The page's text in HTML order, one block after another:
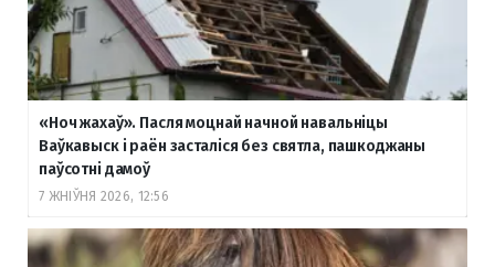
«Ноч жахаў». Пасля моцнай начной навальніцы
Ваўкавыск і раён засталіся без святла, пашкоджаны
паўсотні дамоў
7 ЖНІЎНЯ 2026, 12:56